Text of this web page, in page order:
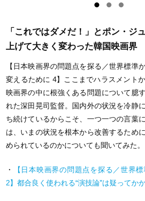
「これではダメだ！」とポン・ジ
上げて大きく変わった韓国映画界
【日本映画界の問題点を探る／世界標準
変えるために 4】
ここまでハラスメント
映画界の中に根強くある問題について臆
れた深田晃司監督。国内外の状況を冷静
ち続けているからこそ、一つ一つの言葉
は、いまの状況を根本から改善するため
められているのかについても聞いてみた。
・
【日本映画界の問題点を探る／世界
2】都合良く使われる“演技論”は疑ってか